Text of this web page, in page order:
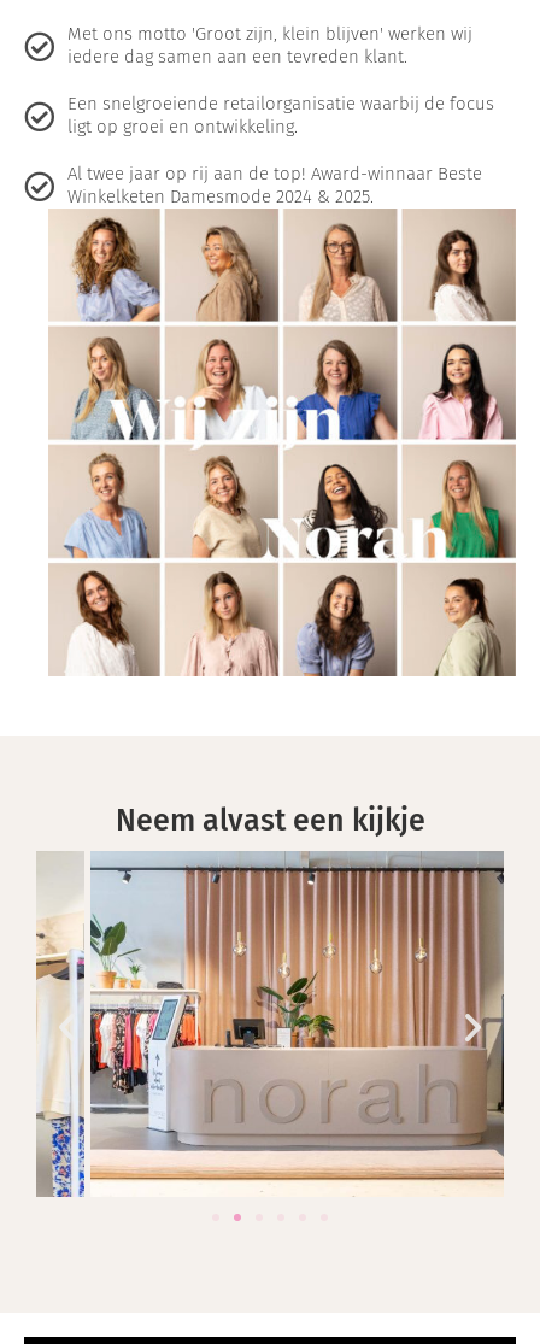
Met ons motto 'Groot zijn, klein blijven' werken wij
iedere dag samen aan een tevreden klant.
Een snelgroeiende retailorganisatie waarbij de focus
ligt op groei en ontwikkeling.
Al twee jaar op rij aan de top! Award-winnaar Beste
Winkelketen Damesmode 2024 & 2025.
Neem alvast een kijkje